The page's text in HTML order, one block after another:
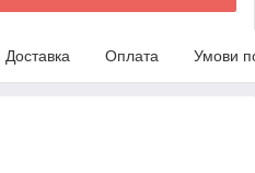
Доставка Оплата Умови